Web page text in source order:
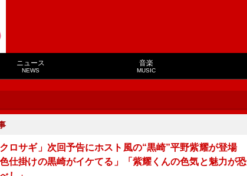
ニュース
NEWS
音楽
MUSIC
クロサギ」次回予告にホスト風の“黒崎”平野紫耀が登場
色仕掛けの黒崎がイケてる」「紫耀くんの色気と魅力が恐